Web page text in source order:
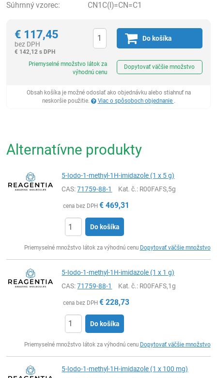
Súhrnný vzorec:
CN1C(I)=CN=C1
€ 117,45
bez DPH
€ 142,12 s DPH
Do košíka
Priemyselné množstvo látok za
výhodnú cenu
Dopytovať väčšie množstvo
Obsah košíka je možné odoslať ako objednávku alebo stiahnuť na
neskoršie použitie.
Viac o spôsoboch objednanie .
Alternatívne produkty
5-Iodo-1-methyl-1H-imidazole (1 x 5 g)
CAS:71759-88-1 Kat. č.: R00FAFS,5g
cena bez DPH € 469,31
Do košíka
Priemyselné množstvo látok za výhodnú cenu Dopytovať väčšie množstvo
5-Iodo-1-methyl-1H-imidazole (1 x 1 g)
CAS:71759-88-1 Kat. č.: R00FAFS,1g
cena bez DPH € 228,73
Do košíka
Priemyselné množstvo látok za výhodnú cenu Dopytovať väčšie množstvo
5-Iodo-1-methyl-1H-imidazole (1 x 100 mg)